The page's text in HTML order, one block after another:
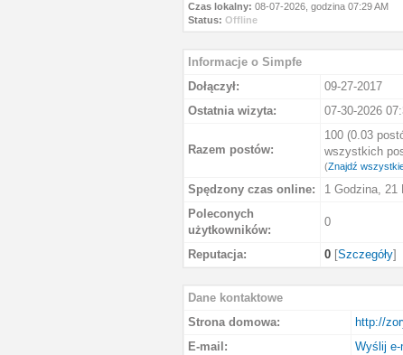
Czas lokalny: 08-07-2026, godzina 07:29 AM
Status: Offline
Informacje o Simpfe
Dołączył:
09-27-2017
Ostatnia wizyta:
07-30-2026
Razem postów:
100 (0.03
wszystkich
(Znajdź
Spędzony czas online:
1 Godzina, 21
Poleconych
użytkowników:
0
Reputacja: 0[Szczegóły]
Dane kontaktowe
Strona domowa:
http://
E-mail:
Wyślij e-